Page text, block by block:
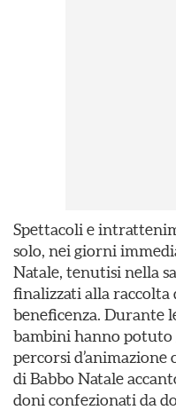
Spettacoli e
solo, nei giorni
Natale, tenutisi nella
finalizzati alla
beneficenza. Durante
bambini hanno potuto
percorsi
di Babbo Natale
doni confezionati da